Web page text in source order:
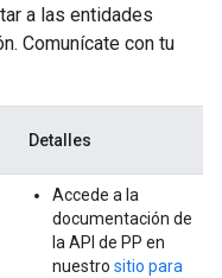
a las entidades
Comunícate con tu
Detalles
Accede a la
documentación de
la API de PP en
nuestro sitio para